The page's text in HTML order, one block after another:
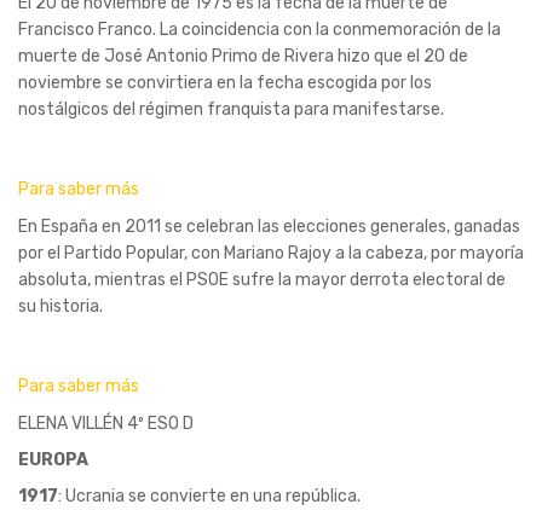
Francisco Franco. La coincidencia con la conmemoración de la
muerte de José Antonio Primo de Rivera hizo que el 20 de
noviembre se convirtiera en la fecha escogida por los
nostálgicos del régimen franquista para manifestarse.
Para saber más
En España en 2011 se celebran las elecciones generales, ganadas
por el Partido Popular, con Mariano Rajoy a la cabeza, por mayoría
absoluta, mientras el PSOE sufre la mayor derrota electoral de
su historia.
Para saber más
ELENA VILLÉN 4º ESO D
EUROPA
1917: Ucrania se convierte en una república.